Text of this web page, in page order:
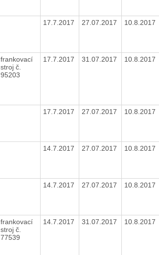
17.7.2017 27.07.2017 10.8.2017
frankovací
stroj č.
95203
17.7.2017 31.07.2017 10.8.2017
17.7.2017 27.07.2017 10.8.2017
14.7.2017 27.07.2017 10.8.2017
14.7.2017 27.07.2017 10.8.2017
frankovací
stroj č.
77539
14.7.2017 31.07.2017 10.8.2017